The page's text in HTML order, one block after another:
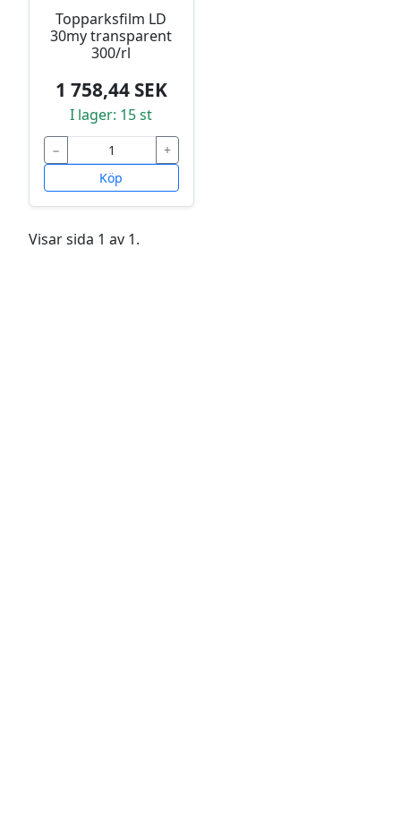
Topparksfilm LD
30my transparent
300/rl
1 758,44 SEK
I lager: 15 st
−
+
Köp
Visar sida 1 av 1.